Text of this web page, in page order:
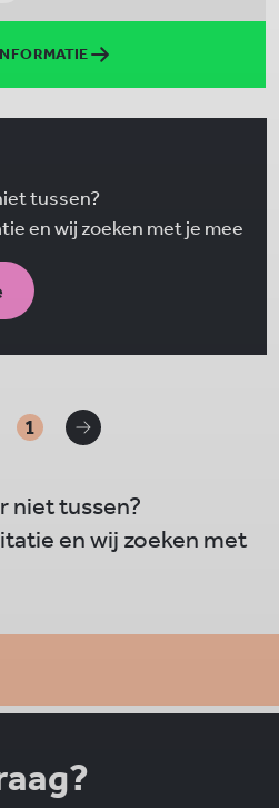
tussen?
en wij zoeken met je mee
1
niet tussen?
en wij zoeken met